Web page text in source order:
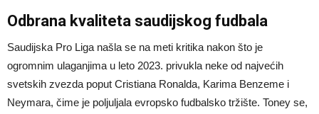
Odbrana kvaliteta saudijskog fudbala
Saudijska Pro Liga našla se na meti kritika nakon što je
ogromnim ulaganjima u leto 2023. privukla neke od najvećih
svetskih zvezda poput Cristiana Ronalda, Karima Benzeme i
Neymara, čime je poljuljala evropsko fudbalsko tržište. Toney se,